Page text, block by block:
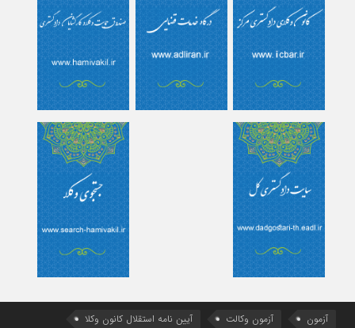
آزمون آزمون وکالت
آیین ‌نامه استقلال کانون وکلا